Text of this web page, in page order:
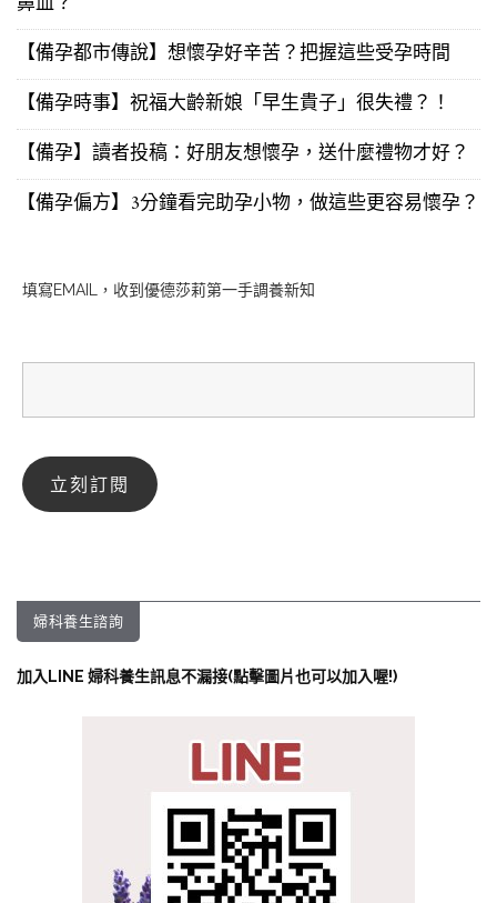
【備孕都市傳說】想懷孕好辛苦？把握這些受孕時間
【備孕時事】祝福大齡新娘「早生貴子」很失禮？！
【備孕】讀者投稿：好朋友想懷孕，送什麼禮物才好？
【備孕偏方】3分鐘看完助孕小物，做這些更容易懷孕？
填寫EMAIL，收到優德莎莉第一手調養新知
婦科養生諮詢
加入LINE 婦科養生訊息不漏接(點擊圖片也可以加入喔!)